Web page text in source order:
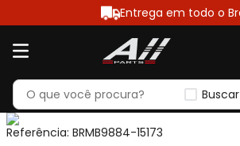
Entrega em todo o
Referência: BRMB9884-15173